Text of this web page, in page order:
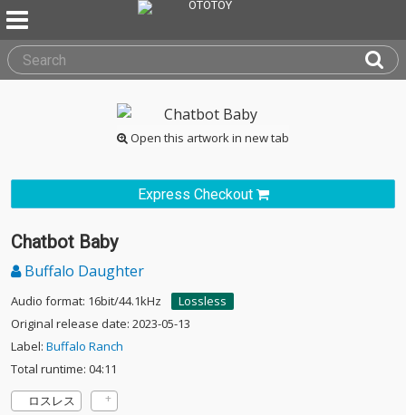
Open this artwork in new tab
Express Checkout
Chatbot Baby
Buffalo Daughter
Audio format: 16bit/44.1kHz
Lossless
Original release date: 2023-05-13
Label: Buffalo Ranch
Total runtime: 04:11
ロスレス